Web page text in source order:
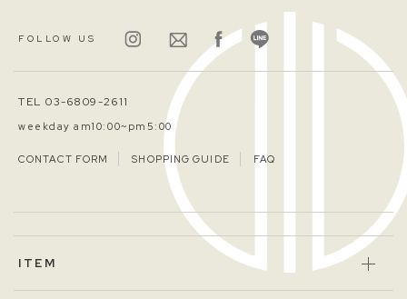
FOLLOW US
TEL 03-6809-2611
weekday am10:00~pm5:00
CONTACT FORM SHOPPING GUIDE FAQ
ITEM